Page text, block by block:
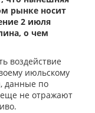
рынке носит
2 июля
о чем
воздействие
июльскому
данные по
не отражают